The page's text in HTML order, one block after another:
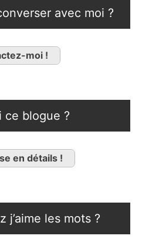
avec moi ?
moi !
ce blogue ?
en détails !
j’aime les mots ?